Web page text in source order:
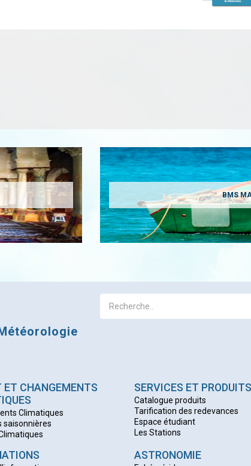
BMS
ET CHANGEMENTS
Climatiques
saisonnières
SERVICES ET PRODUITS
Catalogue produits
Tarification des redevances
Espace étudiant
Les Stations
ASTRONOMIE